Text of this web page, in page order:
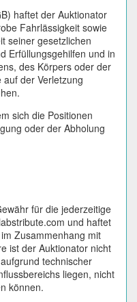
haftet der Auktionator
Fahrlässigkeit sowie
seiner gesetzlichen
Erfüllungsgehilfen und in
des Körpers oder der
der Verletzung
sich die Positionen
oder der Abholung
für die jederzeitige
und haftet
Zusammenhang mit
ist der Auktionator nicht
technischer
liegen, nicht
können.